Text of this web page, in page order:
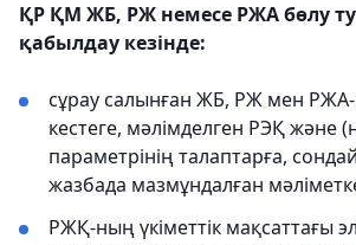
ҚР ҚМ ЖБ, РЖ немесе РЖА бөлу
қабылдау кезінде:
сұрау салынған ЖБ, РЖ мен
кестеге, мәлімделген РЭҚ және
параметрінің талаптарға,
жазбада мазмұндалған мәліметке
РЖҚ-ның үкіметтік мақсаттағы